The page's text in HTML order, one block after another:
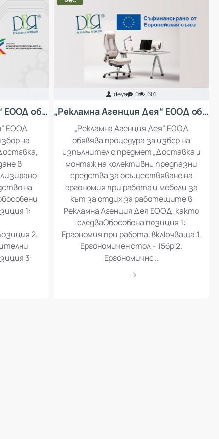
„Рекламна Агенция Дея“ ЕООД обявява процедура за избор на изпълнител с предмет: Доставка, инсталация и въвеждане в експлоатация на специализирано оборудване за производство на рекламни материали
ЕООД
на
в
на
1:
2:
3:
deya 0 601
„Рекламна Агенция Дея“ ЕООД обявява процедура за избор на изпълнител с предмет „Доставка и монтаж на колективни предпазни средства за осъществяване на ергономия при работа и мебели за кът за отдих за работещите в Рекламна Агенция Дея ЕООД
„Рекламна Агенция Дея“ ЕООД
обявява процедура за избор на
изпълнител с предмет „Доставка и
монтаж на колективни предпазни
средства за осъществяване на
ергономия при работа и мебели за
кът за отдих за работещите в
Рекламна Агенция Дея ЕООД, както
следваОбособена позиция 1:
Ергономия при работа, включваща:1.
Ергономичен стол – 15бр.2.
Ергономично ..